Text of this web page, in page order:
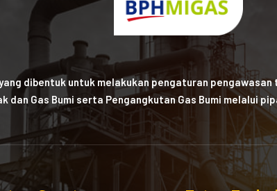
dibentuk untuk melakukan pengaturan
dan Gas Bumi serta Pengangkutan Gas Bumi melalui